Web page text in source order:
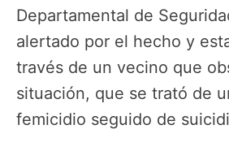
Departamental de
alertado por el hecho y
través de un vecino que
situación, que se trató de
femicidio seguido de